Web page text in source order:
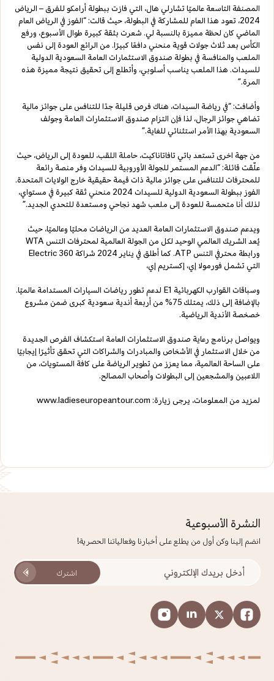
المصنفة التاسعة عالميًا تشارلي هال، التي فازت ببطولة أرامكو للفرق – الرياض
2024، تعود هذا العام للمشاركة في البطولة، حيث قالت: “الفوز في الرياض العام
الماضي كان لحظة مميزة بالنسبة لي. شعرت بثقة كبيرة طوال الأسبوع، ورفع
الكأس بعد ثلاث جولات قوية منحني دافعًا كبيرًا. من الرائع العودة إلى نفس
الملعب والمنافسة في بطولة صندوق الاستثمارات العامة السعودية الدولية
للسيدات. هذا الملعب يناسب أسلوبي، وأتطلع إلى تحقيق نتيجة مميزة هذه
المرة.”
وأضافت: “في رياضة السيدات، هناك فرص قليلة جدًا للتنافس على جوائز مالية
تضاهي جوائز الرجال، لذا فإن التزام صندوق الاستثمارات العامة وجولف
السعودية بهذا الأمر استثنائي للغاية.”
من جهة اخرى تستعد باتي تافاتاناكيت، حاملة اللقب، للعودة إلى الرياض، حيث
علّقت قائلة: “الدعم المستمر للجولة الأوروبية للسيدات وفر منصة رائعة
للمحترفات للتنافس على جوائز مالية ذات قيمة حقيقية خارج الولايات المتحدة.
الفوز ببطولة السعودية الدولية للسيدات 2024 منحني ثقة كبيرة في مستواي،
لذلك أنا متحمسة للعودة إلى ملعب شهد نجاحي ومستعدة للتحدي الجديد.”
ويدعم صندوق الاستثمارات العامة العديد من الرياضات محليًا وعالميًا، حيث
يُعد الشريك العالمي الوحيد لكل من الجولة العالمية لمحترفات التنس WTA
ورابطة محترفي التنس ATP. كما أطلق في يناير 2024 شراكة Electric 360
التي تشمل فورمولا إي، إكستريم إي،
وسباقات القوارب الكهربائية E1 لدعم تطور رياضات السيارات المستدامة عالميًا.
بالإضافة إلى ذلك، يمتلك 75% من أربعة أندية سعودية كبرى ضمن مشروع
خصخصة الأندية الرياضية.
ويواصل برنامج رعاية صندوق الاستثمارات العامة استكشاف الفرص الجديدة
من خلال الاستثمار في الأشخاص والمبادرات والشراكات التي تحقق تأثيرًا إيجابيًا
على الساحة العالمية، مما يعزز من تطوير الرياضة على كافة المستويات، من
اللاعبين والمشجعين إلى البطولات وأصحاب المصالح.
لمزيد من المعلومات، يرجى زيارة: www.ladieseuropeantour.com
النشرة الأسبوعية
انضم إلينا وكن أول من يطلع على أخبارنا وفعالياتنا الحصرية!
اشترك